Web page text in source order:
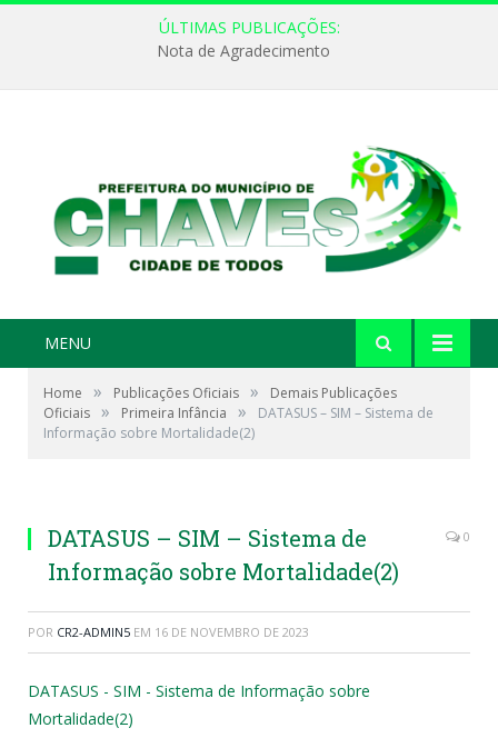
ÚLTIMAS PUBLICAÇÕES:
Nota de Agradecimento
MENU
Home » Publicações Oficiais »
Demais Publicações
Oficiais » Primeira Infância »
DATASUS – SIM – Sistema de
Informação sobre Mortalidade(2)
DATASUS – SIM – Sistema de
Informação sobre Mortalidade(2)
0
POR CR2-ADMIN5 EM 16 DE NOVEMBRO DE 2023
DATASUS - SIM - Sistema de Informação sobre
Mortalidade(2)